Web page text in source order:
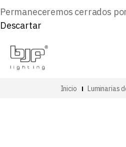
Permaneceremos cerrados
Descartar
Inicio Luminarias